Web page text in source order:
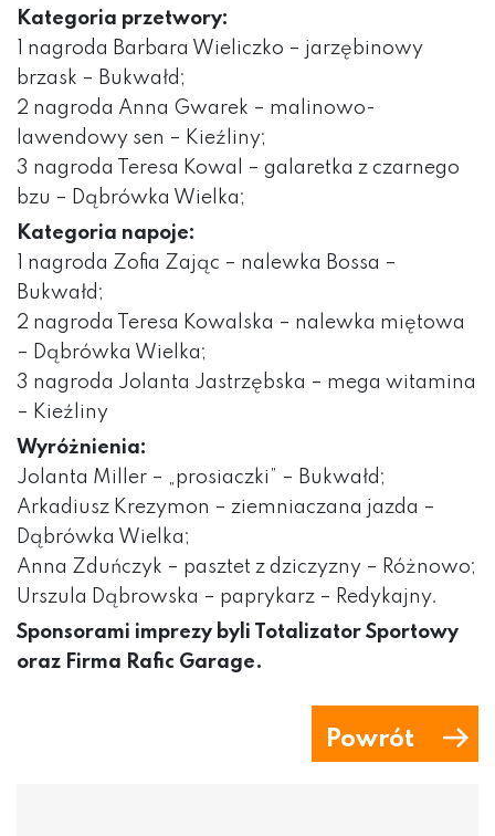
Kategoria przetwory:
1 nagroda Barbara Wieliczko – jarzębinowy
brzask – Bukwałd;
2 nagroda Anna Gwarek – malinowo-
lawendowy sen – Kieźliny;
3 nagroda Teresa Kowal – galaretka z czarnego
bzu – Dąbrówka Wielka;
Kategoria napoje:
1 nagroda Zofia Zając – nalewka Bossa –
Bukwałd;
2 nagroda Teresa Kowalska – nalewka miętowa
– Dąbrówka Wielka;
3 nagroda Jolanta Jastrzębska – mega witamina
– Kieźliny
Wyróżnienia:
Jolanta Miller – „prosiaczki” – Bukwałd;
Arkadiusz Krezymon – ziemniaczana jazda –
Dąbrówka Wielka;
Anna Zduńczyk – pasztet z dziczyzny – Różnowo;
Urszula Dąbrowska – paprykarz – Redykajny.
Sponsorami imprezy byli Totalizator Sportowy
oraz Firma Rafic Garage.
Powrót